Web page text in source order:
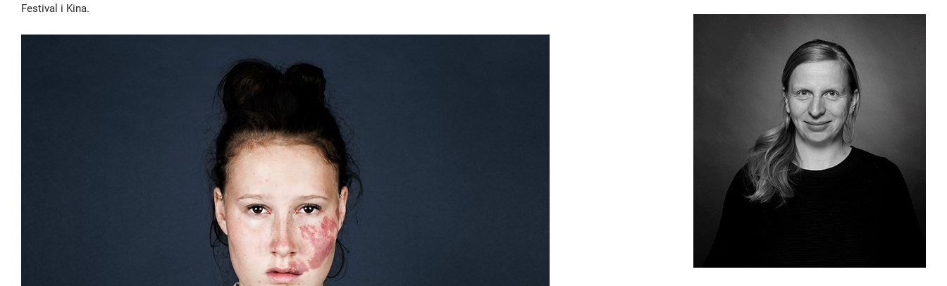
Festival i Kina.